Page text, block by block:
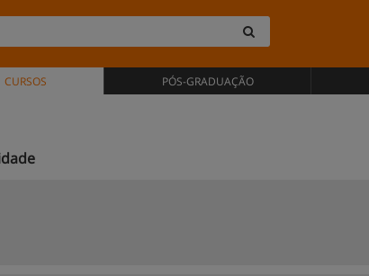
CURSOS PÓS-GRADUAÇÃO